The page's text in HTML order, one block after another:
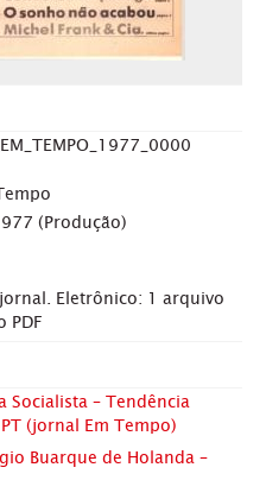
(Produção)
Eletrônico: 1 arquivo
PDF
Socialista – Tendência
(jornal Em Tempo)
Buarque de Holanda –